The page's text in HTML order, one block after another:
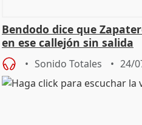
Bendodo dice que
en ese callejón sin salida
Sonido Totales 24/